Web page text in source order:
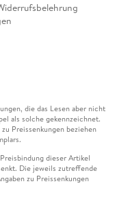
die das Lesen aber nicht
als solche gekennzeichnet.
Preissenkungen beziehen
dieser Artikel
Die jeweils zutreffende
zu Preissenkungen